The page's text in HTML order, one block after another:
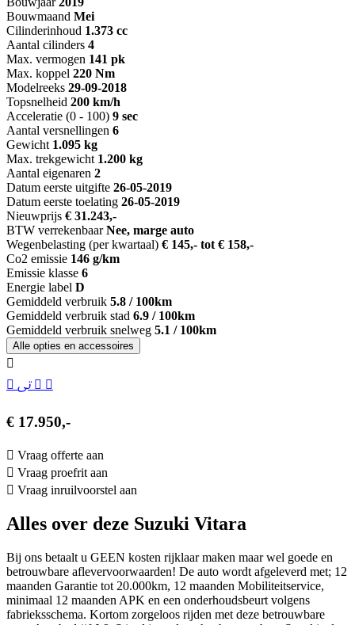
Bouwmaand Mei
Cilinderinhoud 1.373 cc
Aantal cilinders 4
Max. vermogen 141 pk
Max. koppel 220 Nm
Modelreeks 29-09-2018
Topsnelheid 200 km/h
Acceleratie (0 - 100) 9 sec
Aantal versnellingen 6
Gewicht 1.095 kg
Max. trekgewicht 1.200 kg
Aantal eigenaren 2
Datum eerste uitgifte 26-05-2019
Datum eerste toelating 26-05-2019
Nieuwprijs € 31.243,-
BTW verrekenbaar Nee, marge auto
Wegenbelasting (per kwartaal) € 145,- tot € 158,-
Co2 emissie 146 g/km
Emissie klasse 6
Energie label D
Gemiddeld verbruik 5.8 / 100km
Gemiddeld verbruik stad 6.9 / 100km
Gemiddeld verbruik snelweg 5.1 / 100km
Alle opties en accessoires
€ 17.950,-
Vraag offerte aan
Vraag proefrit aan
Vraag inruilvoorstel aan
Alles over deze Suzuki Vitara
Bij ons betaalt u GEEN kosten rijklaar maken maar wel goede en
betrouwbare aflevervoorwaarden! De auto wordt afgeleverd met; 12
maanden Garantie tot 20.000km, 12 maanden Mobiliteitservice,
minimaal 12 maanden APK en een onderhoudsbeurt volgens
fabrieksschema. Kortom zorgeloos rijden met deze betrouwbare